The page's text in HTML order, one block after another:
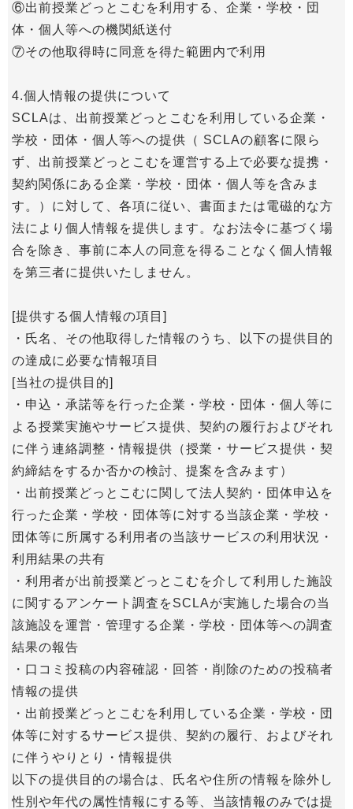
⑥出前授業どっとこむを利用する、企業・学校・団
体・個人等への機関紙送付
⑦その他取得時に同意を得た範囲内で利用
4.個人情報の提供について
SCLAは、出前授業どっとこむを利用している企業・
学校・団体・個人等への提供（ SCLAの顧客に限ら
ず、出前授業どっとこむを運営する上で必要な提携・
契約関係にある企業・学校・団体・個人等を含みま
す。）に対して、各項に従い、書面または電磁的な方
法により個人情報を提供します。なお法令に基づく場
合を除き、事前に本人の同意を得ることなく個人情報
を第三者に提供いたしません。
[提供する個人情報の項目]
・氏名、その他取得した情報のうち、以下の提供目的
の達成に必要な情報項目
[当社の提供目的]
・申込・承諾等を行った企業・学校・団体・個人等に
よる授業実施やサービス提供、契約の履行およびそれ
に伴う連絡調整・情報提供（授業・サービス提供・契
約締結をするか否かの検討、提案を含みます）
・出前授業どっとこむに関して法人契約・団体申込を
行った企業・学校・団体等に対する当該企業・学校・
団体等に所属する利用者の当該サービスの利用状況・
利用結果の共有
・利用者が出前授業どっとこむを介して利用した施設
に関するアンケート調査をSCLAが実施した場合の当
該施設を運営・管理する企業・学校・団体等への調査
結果の報告
・口コミ投稿の内容確認・回答・削除のための投稿者
情報の提供
・出前授業どっとこむを利用している企業・学校・団
体等に対するサービス提供、契約の履行、およびそれ
に伴うやりとり・情報提供
以下の提供目的の場合は、氏名や住所の情報を除外し
性別や年代の属性情報にする等、当該情報のみでは提